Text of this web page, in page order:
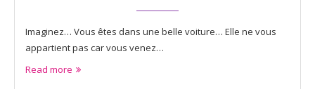
Imaginez… Vous êtes dans une belle voiture… Elle ne vous
appartient pas car vous venez…
Read more